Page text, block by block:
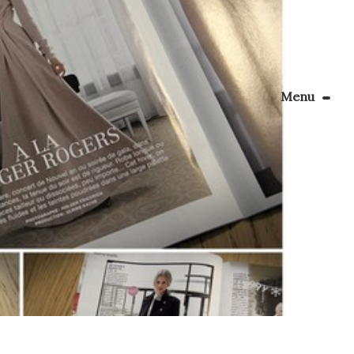
Menu
Le Blog
Apprendre la couture
son coin couture
Personnalisez vos tissus